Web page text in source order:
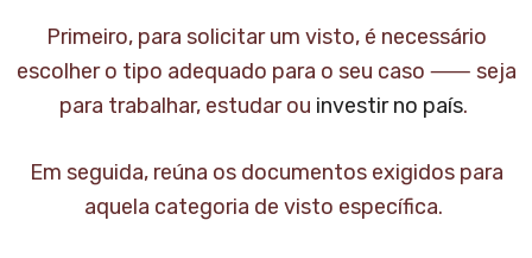
Primeiro, para solicitar um visto, é necessário
escolher o tipo adequado para o seu caso ⸺ seja
para trabalhar, estudar ou investir no país.
Em seguida, reúna os documentos exigidos para
aquela categoria de visto específica.